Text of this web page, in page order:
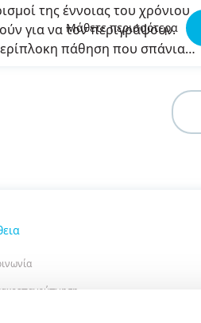
της έννοιας του χρόνιου
για να τον περιγράψουν.
πάθηση που σπάνια
λύσεις, πέρα από σωματικές.
Μάθετε περισσότερα